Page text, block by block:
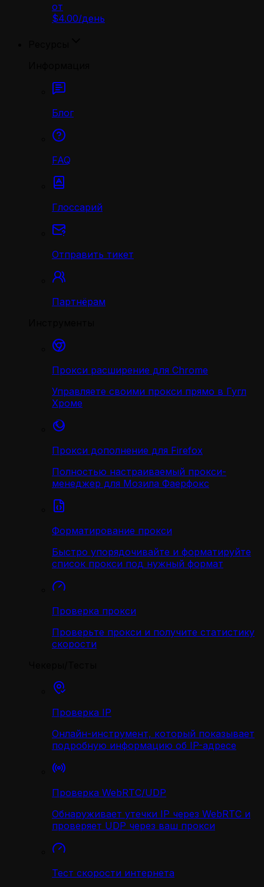
от
$4.00/день
Блог
FAQ
Глоссарий
Отправить тикет
Партнёрам
Прокси расширение для Chrome
Управляете своими прокси прямо в Гугл
Хроме
Прокси дополнение для Firefox
Полностью настраиваемый прокси-
менеджер для Мозила Фаерфокс
Форматирование прокси
Быстро упорядочивайте и форматируйте
список прокси под нужный формат
Проверка прокси
Проверьте прокси и получите статистику
скорости
Проверка IP
Онлайн-инструмент, который показывает
подробную информацию об IP-адресе
Проверка WebRTC/UDP
Обнаруживает утечки IP через WebRTC и
проверяет UDP через ваш прокси
Тест скорости интернета